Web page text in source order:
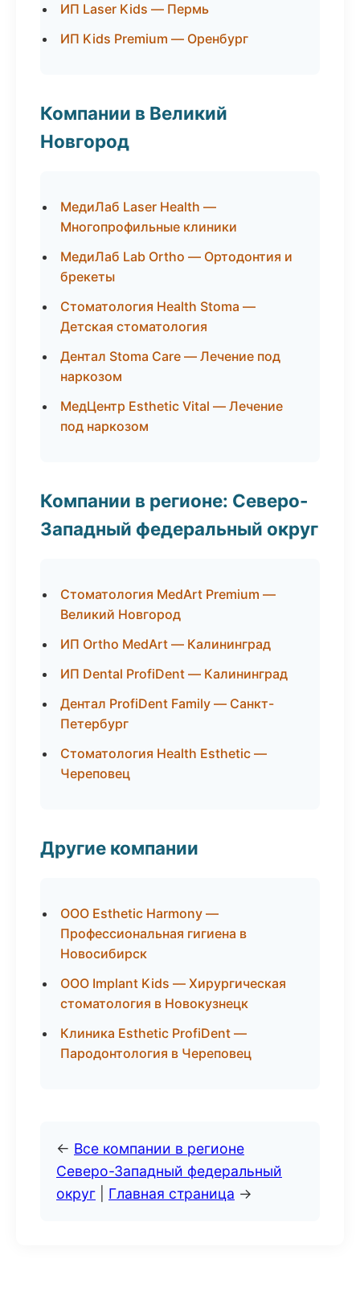
ИП Laser Kids — Пермь
ИП Kids Premium — Оренбург
Компании в Великий
Новгород
МедиЛаб Laser Health —
Многопрофильные клиники
МедиЛаб Lab Ortho — Ортодонтия и
брекеты
Стоматология Health Stoma —
Детская стоматология
Дентал Stoma Care — Лечение под
наркозом
МедЦентр Esthetic Vital — Лечение
под наркозом
Компании в регионе: Северо-
Западный федеральный округ
Стоматология MedArt Premium —
Великий Новгород
ИП Ortho MedArt — Калининград
ИП Dental ProfiDent — Калининград
Дентал ProfiDent Family — Санкт-
Петербург
Стоматология Health Esthetic —
Череповец
Другие компании
ООО Esthetic Harmony —
Профессиональная гигиена в
Новосибирск
ООО Implant Kids — Хирургическая
стоматология в Новокузнецк
Клиника Esthetic ProfiDent —
Пародонтология в Череповец
← Все компании в регионе
Северо-Западный федеральный
округ
Главная страница →